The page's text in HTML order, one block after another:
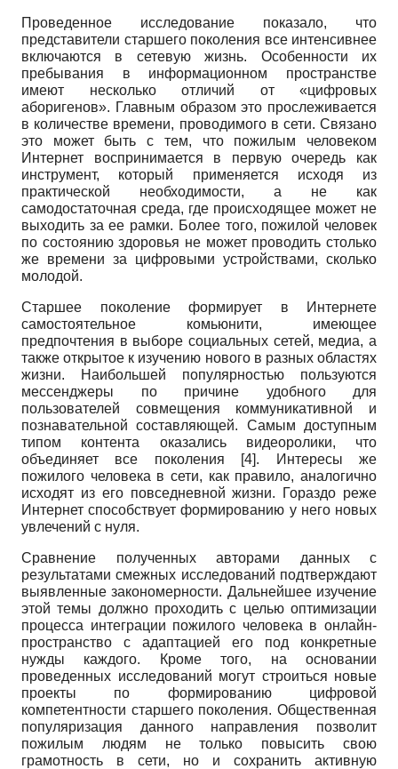
Проведенное исследование показало, что
представители старшего поколения все интенсивнее
включаются в сетевую жизнь. Особенности их
пребывания в информационном пространстве
имеют несколько отличий от «цифровых
аборигенов». Главным образом это прослеживается
в количестве времени, проводимого в сети. Связано
это может быть с тем, что пожилым человеком
Интернет воспринимается в первую очередь как
инструмент, который применяется исходя из
практической необходимости, а не как
самодостаточная среда, где происходящее может не
выходить за ее рамки. Более того, пожилой человек
по состоянию здоровья не может проводить столько
же времени за цифровыми устройствами, сколько
молодой.
Старшее поколение формирует в Интернете
самостоятельное комьюнити, имеющее
предпочтения в выборе социальных сетей, медиа, а
также открытое к изучению нового в разных областях
жизни. Наибольшей популярностью пользуются
мессенджеры по причине удобного для
пользователей совмещения коммуникативной и
познавательной составляющей. Самым доступным
типом контента оказались видеоролики, что
объединяет все поколения [4]. Интересы же
пожилого человека в сети, как правило, аналогично
исходят из его повседневной жизни. Гораздо реже
Интернет способствует формированию у него новых
увлечений с нуля.
Сравнение полученных авторами данных с
результатами смежных исследований подтверждают
выявленные закономерности. Дальнейшее изучение
этой темы должно проходить с целью оптимизации
процесса интеграции пожилого человека в онлайн-
пространство с адаптацией его под конкретные
нужды каждого. Кроме того, на основании
проведенных исследований могут строиться новые
проекты по формированию цифровой
компетентности старшего поколения. Общественная
популяризация данного направления позволит
пожилым людям не только повысить свою
грамотность в сети, но и сохранить активную